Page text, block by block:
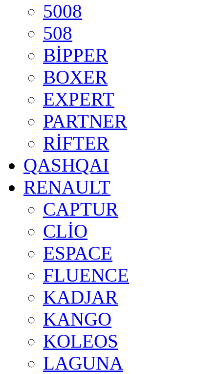
5008
508
BİPPER
BOXER
EXPERT
PARTNER
RİFTER
QASHQAI
RENAULT
CAPTUR
CLİO
ESPACE
FLUENCE
KADJAR
KANGO
KOLEOS
LAGUNA